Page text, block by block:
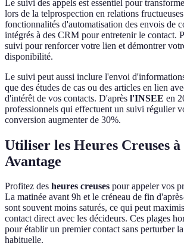
Le suivi des appels est essentiel pour
lors de la telprospection en relations
fonctionnalités d'automatisation des envois de
intégrés à des CRM pour entretenir le contact.
suivi pour renforcer votre lien et démontrer
disponibilité.
Le suivi peut aussi inclure l'envoi
que des études de cas ou des articles en lien
d'intérêt de vos contacts. D'après l'INSEE en
professionnels qui effectuent un suivi régulier
conversion augmenter de 30%.
Utiliser les Heures Creuses
Avantage
Profitez des heures creuses pour appeler vos
La matinée avant 9h et le créneau de fin
sont souvent moins saturés, ce qui peut
contact direct avec les décideurs. Ces plages
pour établir un premier contact sans perturber
habituelle.